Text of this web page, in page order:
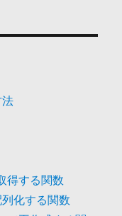
法
得する関数
化する関数